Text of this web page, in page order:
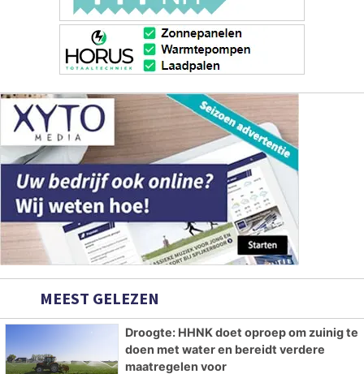
MEEST GELEZEN
Droogte: HHNK doet oproep om zuinig te
doen met water en bereidt verdere
maatregelen voor